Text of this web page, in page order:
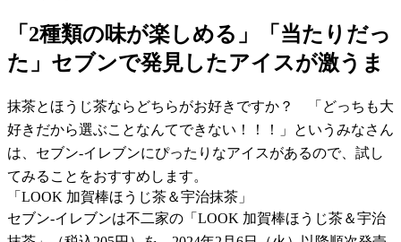
「2種類の味が楽しめる」「当たりだっ
た」セブンで発見したアイスが激うま
抹茶とほうじ茶ならどちらがお好きですか？ 「どっちも大
好きだから選ぶことなんてできない！！！」というみなさん
は、セブン-イレブンにぴったりなアイスがあるので、試し
てみることをおすすめします。
「LOOK 加賀棒ほうじ茶＆宇治抹茶」
セブン-イレブンは不二家の「LOOK 加賀棒ほうじ茶＆宇治